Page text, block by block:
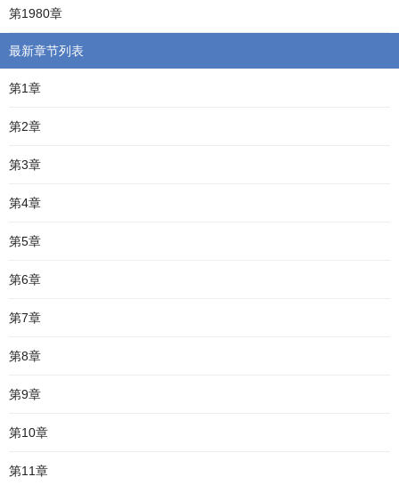
第1980章
最新章节列表
第1章
第2章
第3章
第4章
第5章
第6章
第7章
第8章
第9章
第10章
第11章